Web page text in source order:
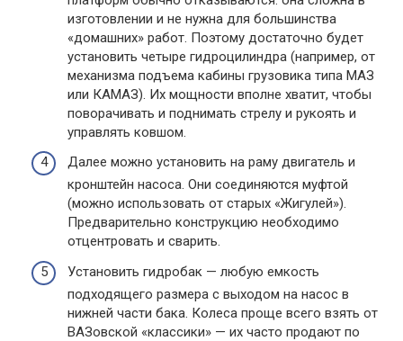
изготовлении и не нужна для большинства
«домашних» работ. Поэтому достаточно будет
установить четыре гидроцилиндра (например, от
механизма подъема кабины грузовика типа МАЗ
или КАМАЗ). Их мощности вполне хватит, чтобы
поворачивать и поднимать стрелу и рукоять и
управлять ковшом.
Далее можно установить на раму двигатель и
кронштейн насоса. Они соединяются муфтой
(можно использовать от старых «Жигулей»).
Предварительно конструкцию необходимо
отцентровать и сварить.
Установить гидробак — любую емкость
подходящего размера с выходом на насос в
нижней части бака. Колеса проще всего взять от
ВАЗовской «классики» — их часто продают по